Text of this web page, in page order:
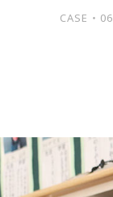
CASE・06